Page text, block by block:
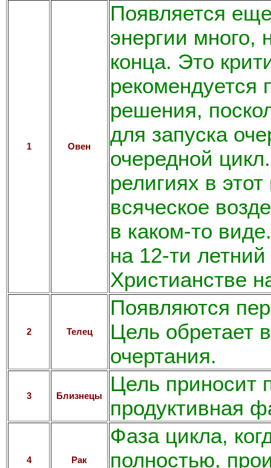
1 Овен
Появляется
энергии много,
конца. Это
рекомендуется
решения,
для запуска
очередной
религиях в
всяческое
в каком-то
на 12-ти
Христианстве
2 Телец
Появляются
Цель обретает
очертания.
3 Близнецы
Цель приносит
продуктивная
4 Рак
Фаза цикла,
полностью,